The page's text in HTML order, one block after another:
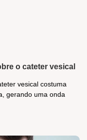
o cateter vesical
vesical costuma
gerando uma onda